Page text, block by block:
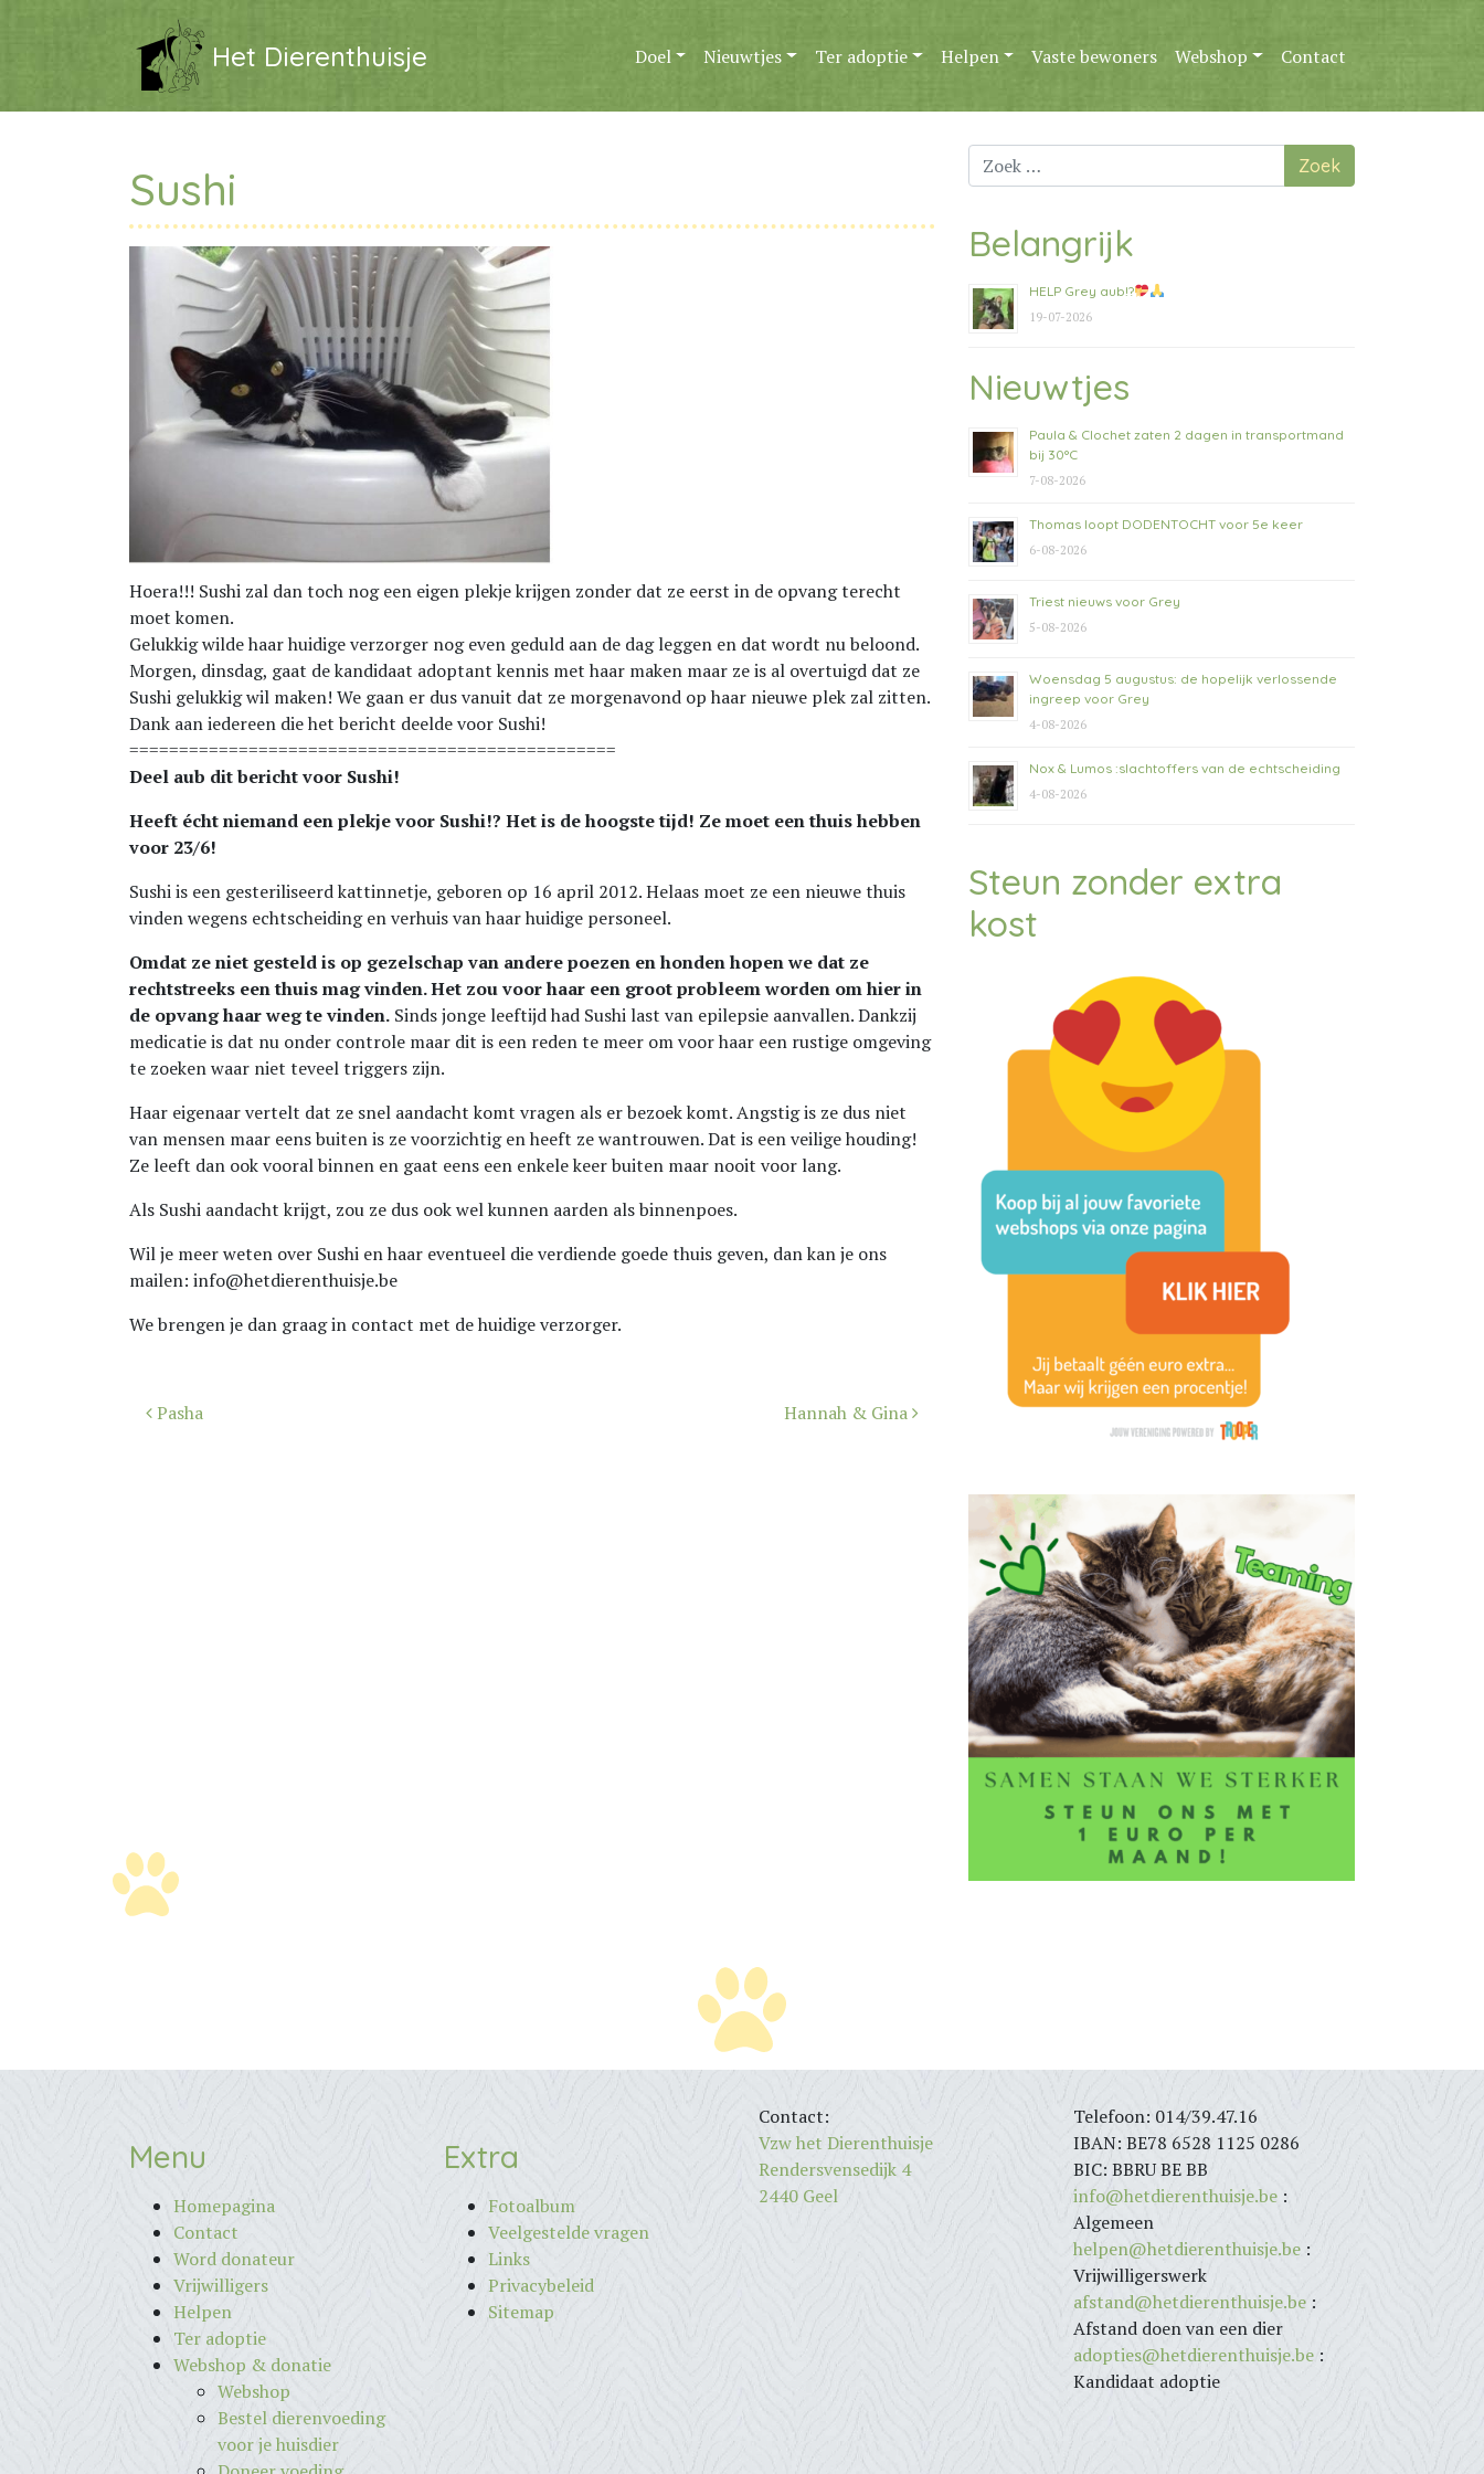
Het Dierenthuisje Doel Nieuwtjes Ter adoptie Helpen Vaste bewoners Webshop Contact
Sushi
Hoera!!! Sushi zal dan toch nog een eigen plekje krijgen zonder dat ze eerst in de opvang terecht
moet komen.
Gelukkig wilde haar huidige verzorger nog even geduld aan de dag leggen en dat wordt nu beloond.
Morgen, dinsdag, gaat de kandidaat adoptant kennis met haar maken maar ze is al overtuigd dat ze
Sushi gelukkig wil maken! We gaan er dus vanuit dat ze morgenavond op haar nieuwe plek zal zitten.
Dank aan iedereen die het bericht deelde voor Sushi!
=================================================
Deel aub dit bericht voor Sushi!
Heeft écht niemand een plekje voor Sushi!? Het is de hoogste tijd! Ze moet een thuis hebben
voor 23/6!
Sushi is een gesteriliseerd kattinnetje, geboren op 16 april 2012. Helaas moet ze een nieuwe thuis
vinden wegens echtscheiding en verhuis van haar huidige personeel.
Omdat ze niet gesteld is op gezelschap van andere poezen en honden hopen we dat ze
rechtstreeks een thuis mag vinden. Het zou voor haar een groot probleem worden om hier in
de opvang haar weg te vinden. Sinds jonge leeftijd had Sushi last van epilepsie aanvallen. Dankzij
medicatie is dat nu onder controle maar dit is een reden te meer om voor haar een rustige omgeving
te zoeken waar niet teveel triggers zijn.
Haar eigenaar vertelt dat ze snel aandacht komt vragen als er bezoek komt. Angstig is ze dus niet
van mensen maar eens buiten is ze voorzichtig en heeft ze wantrouwen. Dat is een veilige houding!
Ze leeft dan ook vooral binnen en gaat eens een enkele keer buiten maar nooit voor lang.
Als Sushi aandacht krijgt, zou ze dus ook wel kunnen aarden als binnenpoes.
Wil je meer weten over Sushi en haar eventueel die verdiende goede thuis geven, dan kan je ons
mailen: info@hetdierenthuisje.be
We brengen je dan graag in contact met de huidige verzorger.
Bericht
Pasha Hannah & Gina
Zoek
naar:
Belangrijk
HELP Grey aub!?
19-07-2026
Nieuwtjes
Paula & Clochet zaten 2 dagen in transportmand
bij 30°C
7-08-2026
Thomas loopt DODENTOCHT voor 5e keer
6-08-2026
Triest nieuws voor Grey
5-08-2026
Woensdag 5 augustus: de hopelijk verlossende
ingreep voor Grey
4-08-2026
Nox & Lumos :slachtoffers van de echtscheiding
4-08-2026
Steun zonder extra
kost
Menu
Homepagina
Contact
Word donateur
Vrijwilligers
Helpen
Ter adoptie
Webshop & donatie
Webshop
Bestel dierenvoeding
voor je huisdier
Extra
Fotoalbum
Veelgestelde vragen
Links
Privacybeleid
Sitemap
Contact:
Vzw het Dierenthuisje
Rendersvensedijk 4
2440 Geel
Telefoon: 014/39.47.16
IBAN: BE78 6528 1125 0286
BIC: BBRU BE BB
info@hetdierenthuisje.be :
Algemeen
helpen@hetdierenthuisje.be :
Vrijwilligerswerk
afstand@hetdierenthuisje.be :
Afstand doen van een dier
adopties@hetdierenthuisje.be :
Kandidaat adoptie